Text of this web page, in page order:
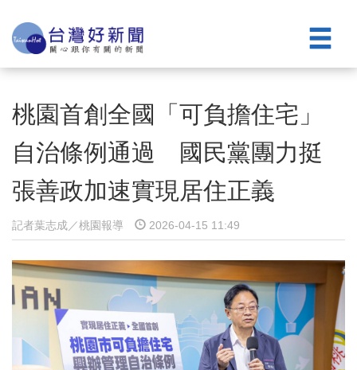
桃園首創全國「可負擔住宅」
自治條例通過 國民黨團力挺
張善政加速實現居住正義
記者葉志成／桃園報導 2026-04-15 11:49